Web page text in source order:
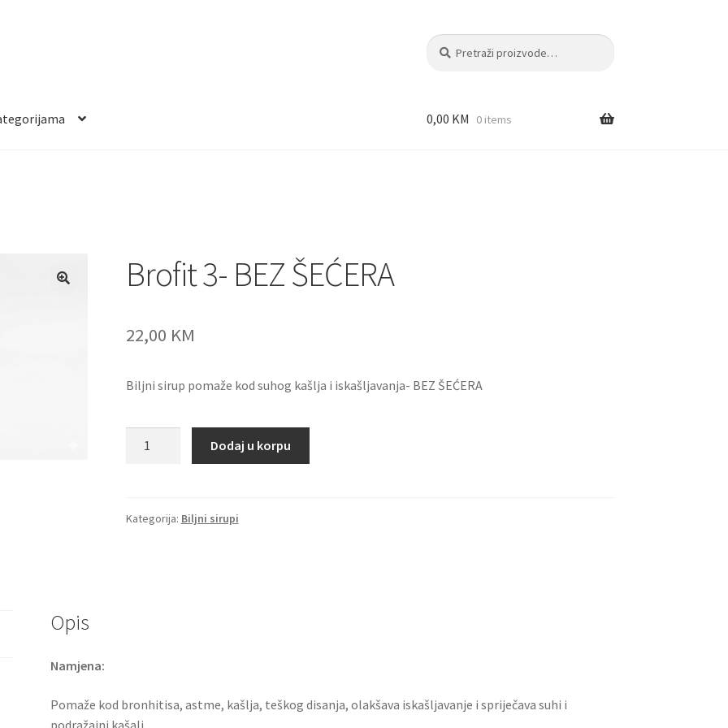
Pretraži:
Pretraži
0,00 KM 0 items
Brofit 3- BEZ ŠEĆERA
22,00 KM
Biljni sirup pomaže kod suhog kašlja i iskašljavanja- BEZ ŠEĆERA
količina
Dodaj u korpu
Kategorija: Biljni sirupi
Opis
Namjena:
Pomaže kod bronhitisa, astme, kašlja, teškog disanja, olakšava iskašljavanje i spriječava suhi i